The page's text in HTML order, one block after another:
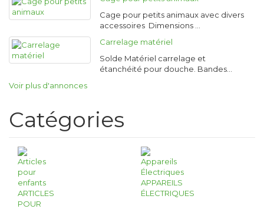
Cage pour petits animaux avec divers
accessoires Dimensions …
Carrelage matériel
Solde Matériel carrelage et
étanchéité pour douche. Bandes…
Voir plus d'annonces
Catégories
ARTICLES
POUR
APPAREILS
ÉLECTRIQUES